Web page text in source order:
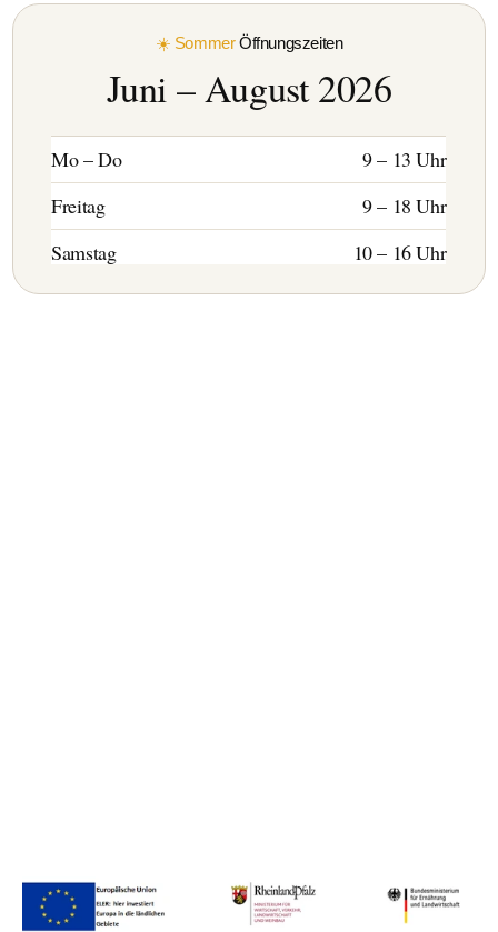
☀️ Sommer Öffnungszeiten
Juni – August 2026
Mo – Do
9 – 13 Uhr
Freitag
9 – 18 Uhr
Samstag
10 – 16 Uhr